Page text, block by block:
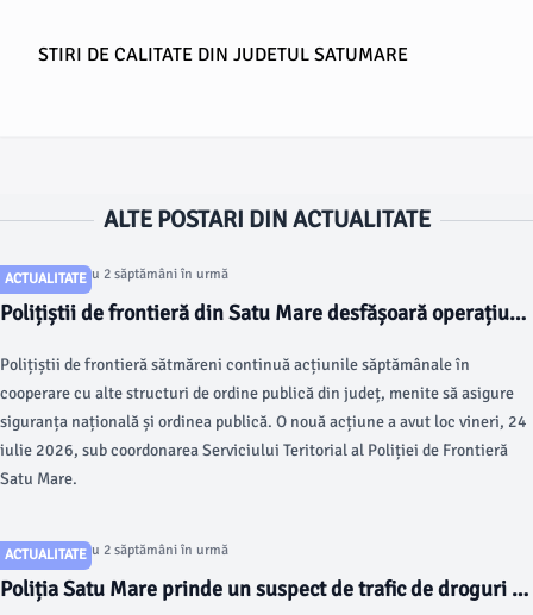
STIRI DE CALITATE DIN JUDETUL SATUMARE
ALTE POSTARI DIN ACTUALITATE
ACTUALITATE
Articol postat cu 2 săptămâni în urmă
Polițiștii de frontieră din Satu Mare desfășoară operațiuni
Polițiștii de frontieră sătmăreni continuă acțiunile săptămânale în
cooperare cu alte structuri de ordine publică din județ, menite să asigure
siguranța națională și ordinea publică. O nouă acțiune a avut loc vineri, 24
iulie 2026, sub coordonarea Serviciului Teritorial al Poliției de Frontieră
Satu Mare.
ACTUALITATE
Articol postat cu 2 săptămâni în urmă
Poliția Satu Mare prinde un suspect de trafic de droguri cu